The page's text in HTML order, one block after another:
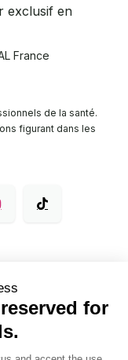
exclusif en
France
de la santé.
figurant dans les